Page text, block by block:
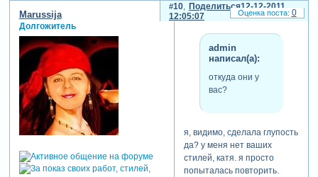
Поделиться
10
12-12-2011
12:05:07
Marussija
Долгожитель
admin
написал(а):
откуда они у
вас?
я, видимо, сделала глупость
да? у меня нет ваших
стилей, катя. я просто
попыталась повторить.
0